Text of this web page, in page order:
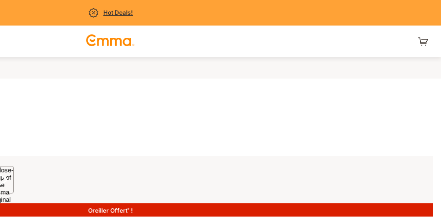
Hot Deals!
Oreiller Offert2!